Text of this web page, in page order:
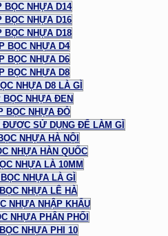
BỌC NHỰA D14
BỌC NHỰA D16
BỌC NHỰA D18
BỌC NHỰA D4
BỌC NHỰA D6
BỌC NHỰA D8
NHỰA D8 LÀ GÌ
BỌC NHỰA ĐEN
BỌC NHỰA ĐỎ
ĐƯỢC SỬ DỤNG ĐỂ LÀM GÌ
NHỰA HÀ NỘI
NHỰA HÀN QUỐC
NHỰA LÀ 10MM
NHỰA LÀ GÌ
NHỰA LÊ HÀ
NHỰA NHẬP KHẨU
NHỰA PHÂN PHỐI
NHỰA PHI 10